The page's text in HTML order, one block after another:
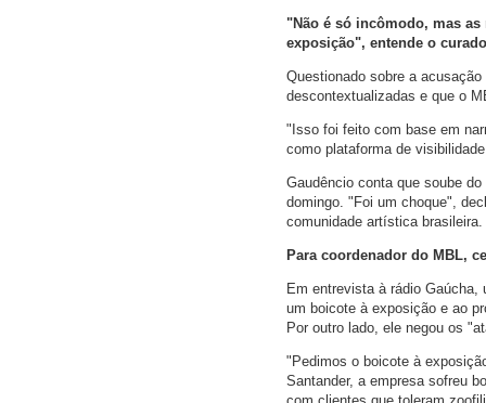
"Não é só incômodo, mas
exposição", entende o
Questionado sobre a
descontextualizadas e que o
"Isso foi feito com base em
como plataforma de
Gaudêncio conta que soube
domingo. "Foi um choque",
comunidade artística
Para coordenador do MBL,
Em entrevista à rádio
um boicote à exposição e ao
Por outro lado, ele negou os
"Pedimos o boicote à
Santander, a empresa sofreu